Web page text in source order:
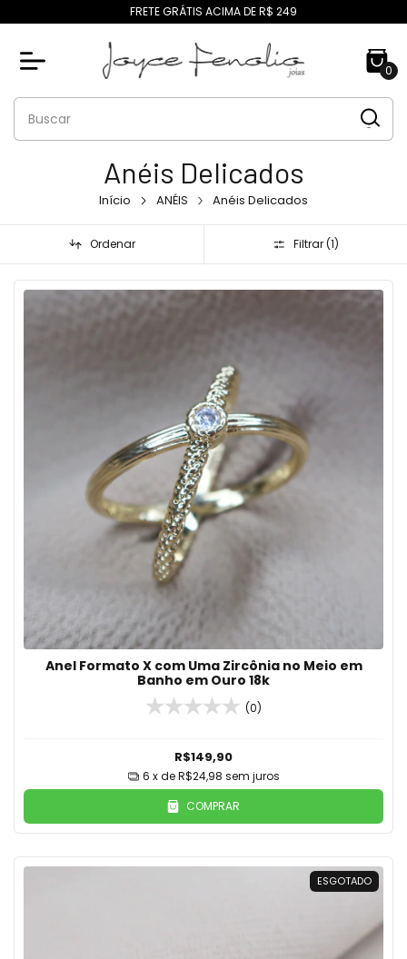
FRETE GRÁTIS ACIMA DE R$ 249
0
Anéis Delicados
Início ANÉIS Anéis Delicados
Ordenar Filtrar (1)
Anel Formato X com Uma Zircônia no Meio em
Banho em Ouro 18k
(0)
R$149,90
6 x deR$24,98 sem juros
COMPRAR
ESGOTADO